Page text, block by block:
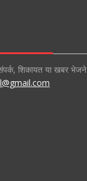
शिकायत या खबर